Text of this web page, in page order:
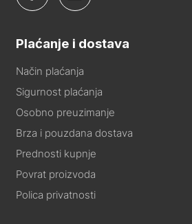
Plaćanje i dostava
Način plaćanja
Sigurnost plaćanja
Osobno preuzimanje
Brza i pouzdana dostava
Prednosti kupnje
Povrat proizvoda
Polica privatnosti